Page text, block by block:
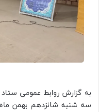
به گزارش روابط عمومی
سه شنبه شانزدهم بهمن